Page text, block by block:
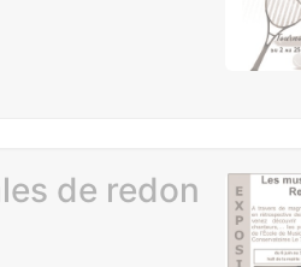
de redon